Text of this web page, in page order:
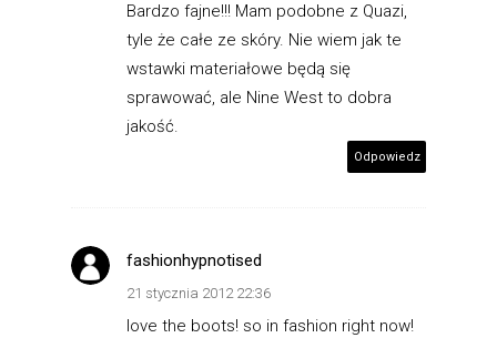
Bardzo fajne!!! Mam podobne z Quazi,
tyle że całe ze skóry. Nie wiem jak te
wstawki materiałowe będą się
sprawować, ale Nine West to dobra
jakość.
Odpowiedz
fashionhypnotised
21 stycznia 2012 22:36
love the boots! so in fashion right now!